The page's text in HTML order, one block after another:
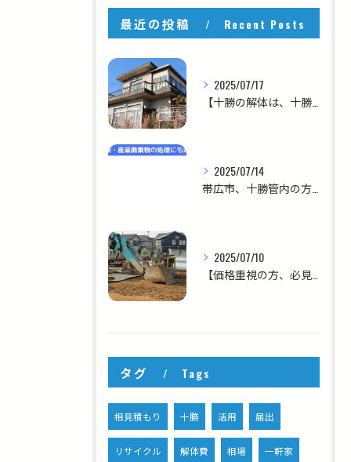
最近の投稿 Recent Posts
2025/07/17
2025/07/14
2025/07/10
タグ Tags
相見積もり 十勝 活用 届出
リサイクル 解体費 相場 一軒家